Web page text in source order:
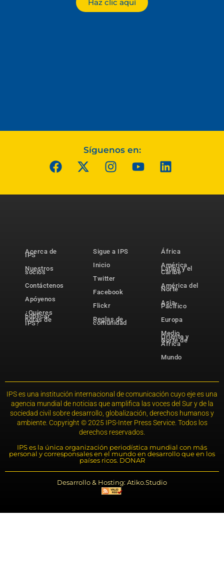
Haz clic aquí
Síguenos en:
Acerca de
IPS
Nuestros
socios
Contáctenos
Apóyenos
¿Quieres
publicar
notas de
IPS?
Sigue a IPS
Inicio
Twitter
Facebook
Flickr
Reglas de
comunidad
África
América
Latina y el
Caribe
América del
Norte
Asia-
Pacífico
Europa
Medio
Oriente y
Norte de
África
Mundo
IPS es una institución internacional de comunicación cuyo eje es una
agencia mundial de noticias que amplifica las voces del Sur y de la
sociedad civil sobre desarrollo, globalización, derechos humanos y
ambiente. Copyright © 2025 IPS-Inter Press Service. Todos los
derechos reservados.
IPS es la única organización periodística mundial con más
personal y corresponsales en el mundo en desarrollo que en los
países ricos. DONAR
Desarrollo & Hosting: Atiko.Studio